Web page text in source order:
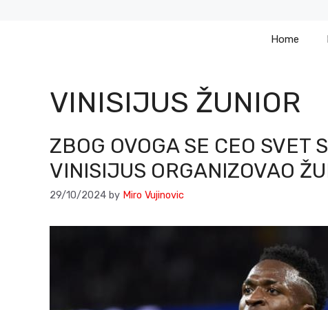
Home
VINISIJUS ŽUNIOR
ZBOG OVOGA SE CEO SVET
VINISIJUS ORGANIZOVAO
29/10/2024 by Miro Vujinovic